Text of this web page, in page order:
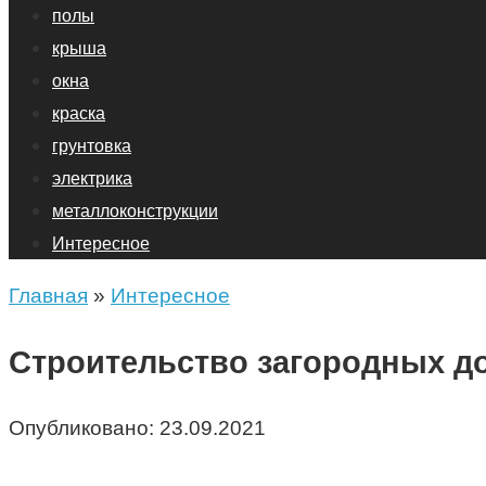
полы
крыша
окна
краска
грунтовка
электрика
металлоконструкции
Интересное
Главная » Интересное
Строительство загородных
Опубликовано: 23.09.2021